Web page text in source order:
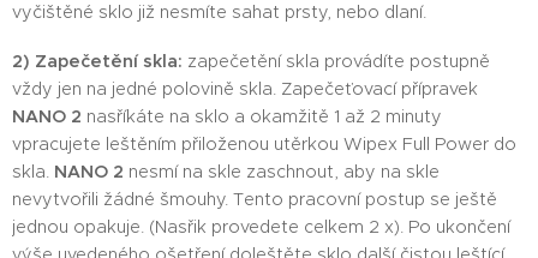
vyčištěné sklo již nesmíte sahat prsty, nebo dlaní.
2) Zapečetění skla: zapečetění skla provádíte postupně
vždy jen na jedné polovině skla. Zapečeťovací přípravek
NANO 2 nasříkáte na sklo a okamžitě 1 až 2 minuty
vpracujete leštěním přiloženou utěrkou Wipex Full Power do
skla. NANO 2 nesmí na skle zaschnout, aby na skle
nevytvořili žádné šmouhy. Tento pracovní postup se ještě
jednou opakuje. (Nasřik provedete celkem 2 x). Po ukončení